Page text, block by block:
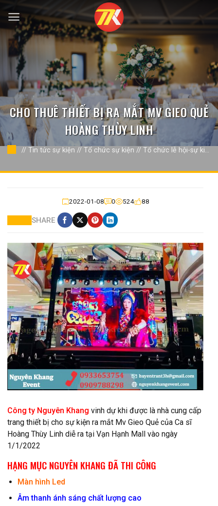
qua
nội
dung
CHO THUÊ THIẾT BỊ RA MẮT MV GIEO QUẺ
HOÀNG THÙY LINH
// Tin tức sự kiện // Tổ chức sự kiện // Tổ chức lễ hội-sự kiện
2022-01-08 0 524 88
SHARE
Công ty Nguyên Khang vinh dự khi được là nhà cung cấp
trang thiết bị cho sự kiện ra mắt Mv Gieo Quẻ của Ca sĩ
Hoàng Thùy Linh diễ ra tại Vạn Hạnh Mall vào ngày
1/1/2022
HẠNG MỤC NGUYÊN KHANG ĐÃ THI CÔNG
Màn hình Led
Âm thanh ánh sáng chất lượng cao